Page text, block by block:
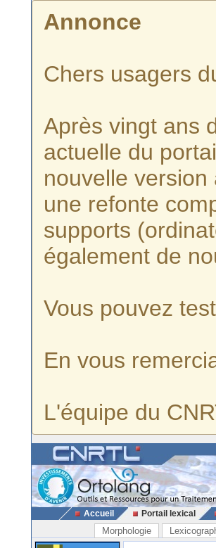
Annonce
Chers usagers
Après vingt ans
actuelle du
nouvelle version
une refonte
supports
également de
Vous pouvez
En vous
L'équipe du
Accueil Portail lexical
Morphologie